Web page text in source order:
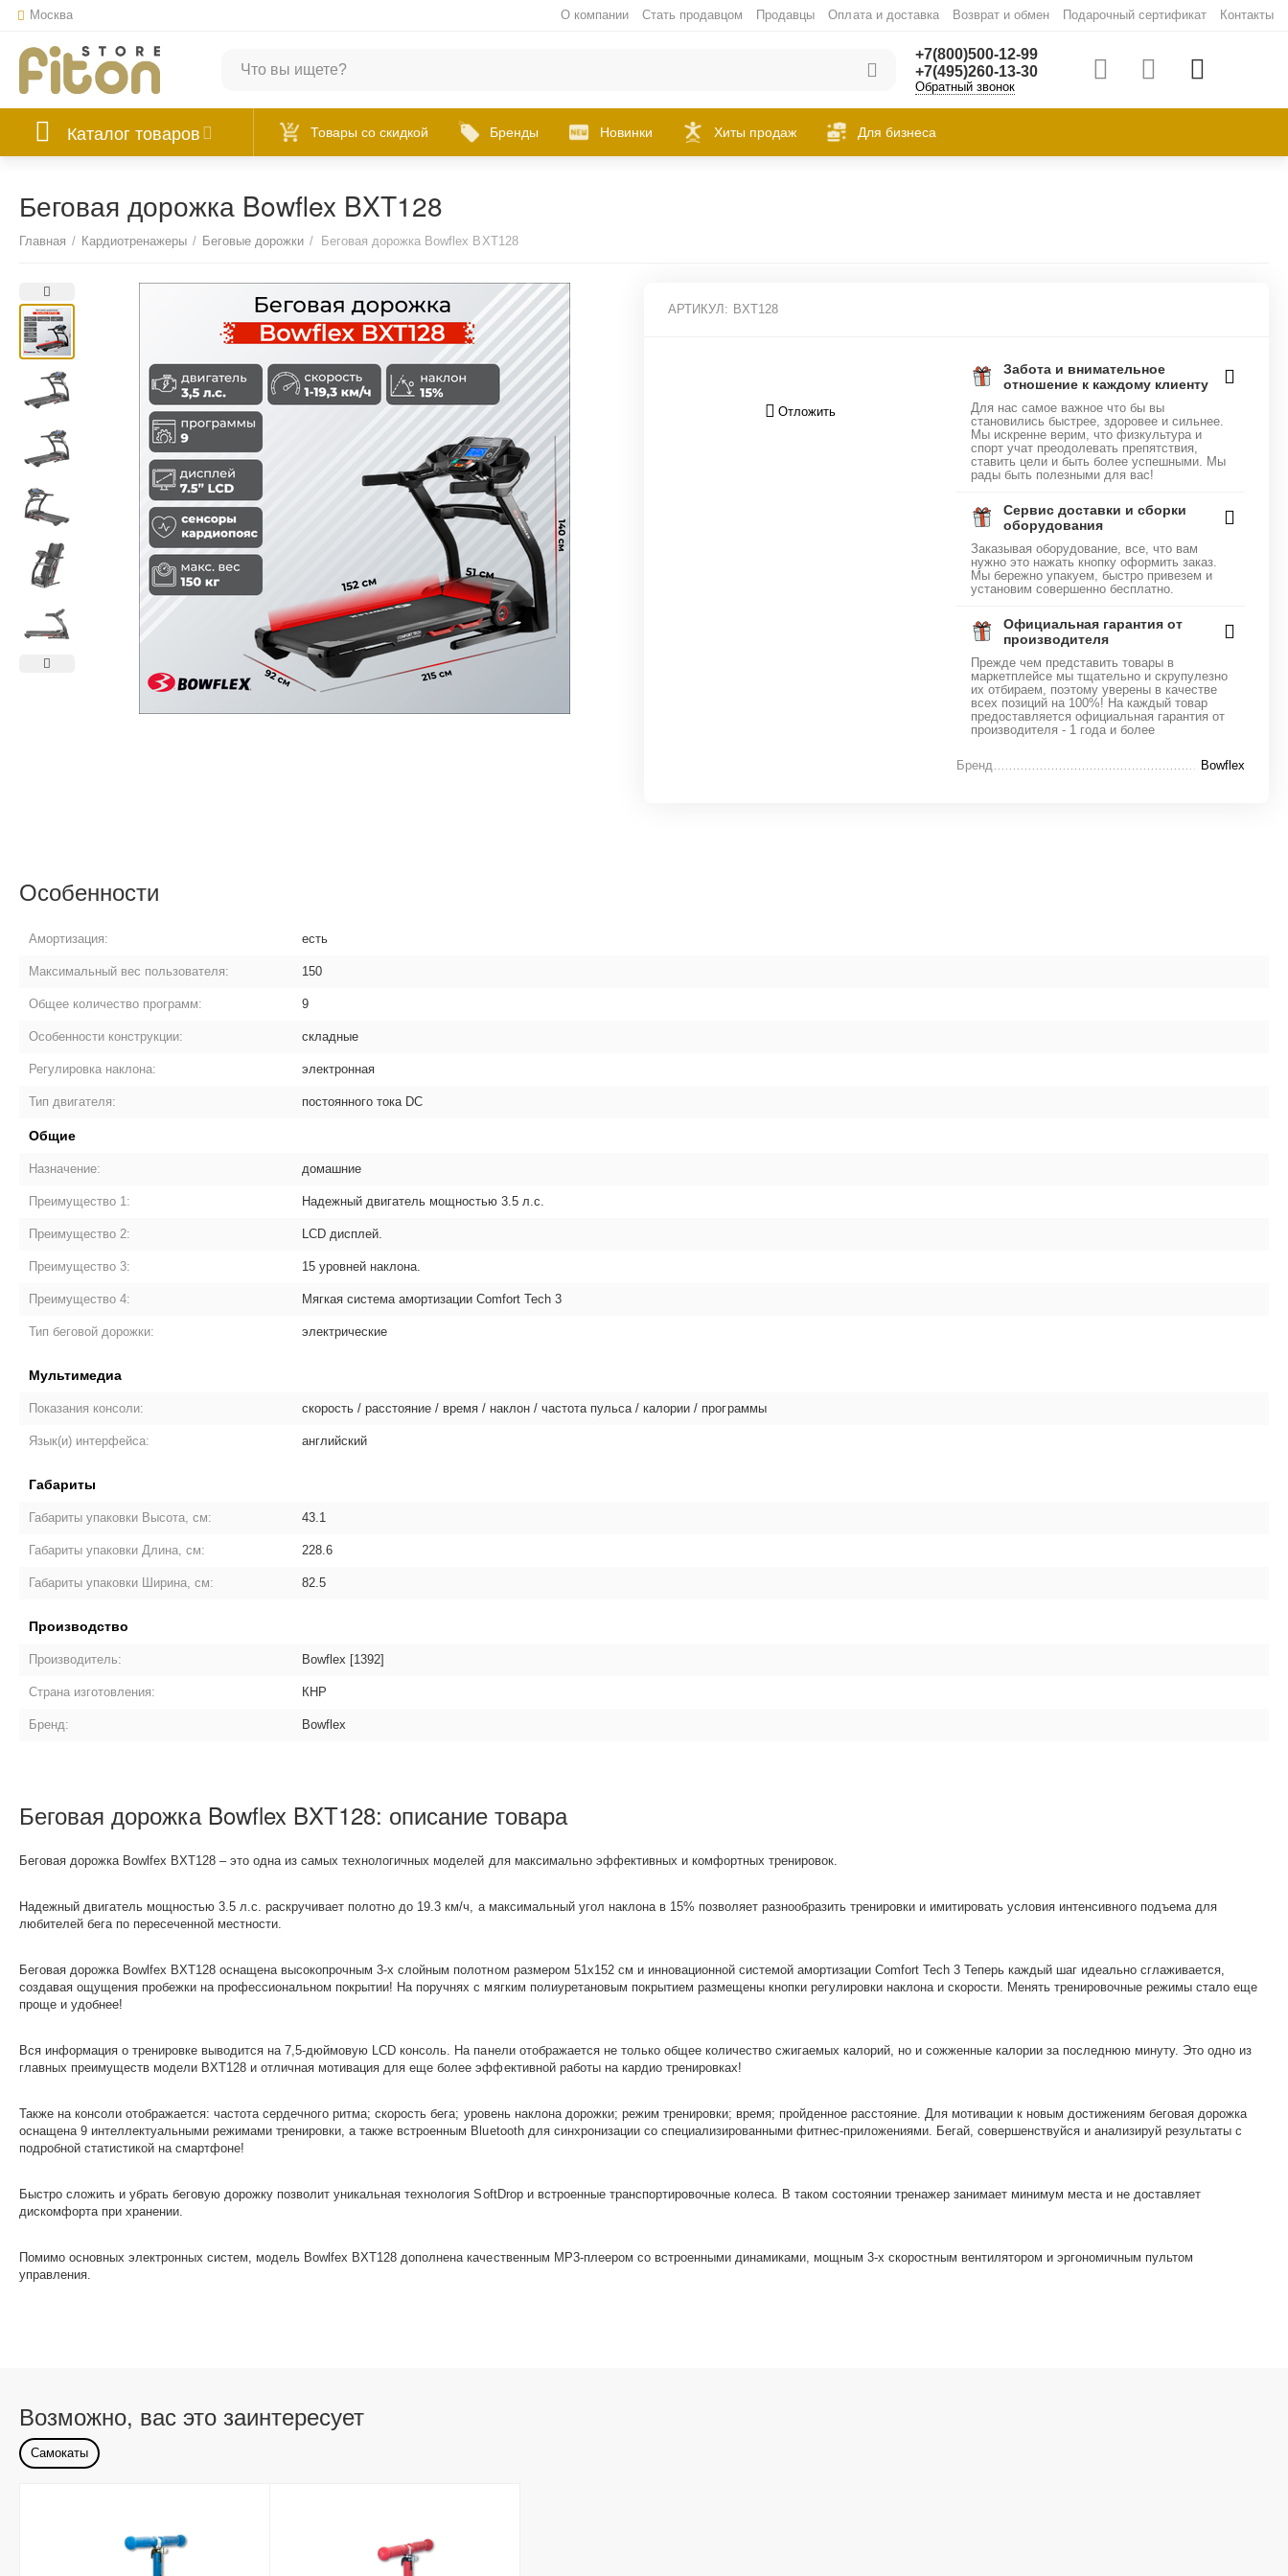
Москва О компании Стать продавцом Продавцы Оплата и доставка Возврат и обмен Подарочный сертификат Контакты
+7(800)500-12-99
+7(495)260-13-30
Обратный звонок
Каталог товаров Товары со скидкой Бренды Новинки Хиты продаж Для бизнеса
Беговая дорожка Bowflex BXT128
Главная / Кардиотренажеры / Беговые дорожки / Беговая дорожка Bowflex BXT128
АРТИКУЛ: BXT128
Отложить
Забота и внимательное
отношение к каждому клиенту
Для нас самое важное что бы вы
становились быстрее, здоровее и сильнее.
Мы искренне верим, что физкультура и
спорт учат преодолевать препятствия,
ставить цели и быть более успешными. Мы
рады быть полезными для вас!
Сервис доставки и сборки
оборудования
Заказывая оборудование, все, что вам
нужно это нажать кнопку оформить заказ.
Мы бережно упакуем, быстро привезем и
установим совершенно бесплатно.
Официальная гарантия от
производителя
Прежде чем представить товары в
маркетплейсе мы тщательно и скрупулезно
их отбираем, поэтому уверены в качестве
всех позиций на 100%! На каждый товар
предоставляется официальная гарантия от
производителя - 1 года и более
Бренд Bowflex
Особенности
Амортизация: есть
Максимальный вес пользователя: 150
Общее количество программ: 9
Особенности конструкции: складные
Регулировка наклона: электронная
Тип двигателя: постоянного тока DC
Общие
Назначение: домашние
Преимущество 1: Надежный двигатель мощностью 3.5 л.с.
Преимущество 2: LCD дисплей.
Преимущество 3: 15 уровней наклона.
Преимущество 4: Мягкая система амортизации Comfort Tech 3
Тип беговой дорожки: электрические
Мультимедиа
Показания консоли: скорость / расстояние / время / наклон / частота пульса / калории / программы
Язык(и) интерфейса: английский
Габариты
Габариты упаковки Высота, см: 43.1
Габариты упаковки Длина, см: 228.6
Габариты упаковки Ширина, см: 82.5
Производство
Производитель: Bowflex [1392]
Страна изготовления: КНР
Бренд: Bowflex
Беговая дорожка Bowflex BXT128: описание товара
Беговая дорожка Bowlfex BXT128 – это одна из самых технологичных моделей для максимально эффективных и комфортных тренировок.
Надежный двигатель мощностью 3.5 л.с. раскручивает полотно до 19.3 км/ч, а максимальный угол наклона в 15% позволяет разнообразить тренировки и имитировать условия интенсивного подъема для
любителей бега по пересеченной местности.
Беговая дорожка Bowlfex BXT128 оснащена высокопрочным 3-х слойным полотном размером 51x152 см и инновационной системой амортизации Comfort Tech 3 Теперь каждый шаг идеально сглаживается,
создавая ощущения пробежки на профессиональном покрытии! На поручнях с мягким полиуретановым покрытием размещены кнопки регулировки наклона и скорости. Менять тренировочные режимы стало еще
проще и удобнее!
Вся информация о тренировке выводится на 7,5-дюймовую LCD консоль. На панели отображается не только общее количество сжигаемых калорий, но и сожженные калории за последнюю минуту. Это одно из
главных преимуществ модели BXT128 и отличная мотивация для еще более эффективной работы на кардио тренировках!
Также на консоли отображается: частота сердечного ритма; скорость бега; уровень наклона дорожки; режим тренировки; время; пройденное расстояние. Для мотивации к новым достижениям беговая дорожка
оснащена 9 интеллектуальными режимами тренировки, а также встроенным Bluetooth для синхронизации со специализированными фитнес-приложениями. Бегай, совершенствуйся и анализируй результаты с
подробной статистикой на смартфоне!
Быстро сложить и убрать беговую дорожку позволит уникальная технология SoftDrop и встроенные транспортировочные колеса. В таком состоянии тренажер занимает минимум места и не доставляет
дискомфорта при хранении.
Помимо основных электронных систем, модель Bowlfex BXT128 дополнена качественным MP3-плеером со встроенными динамиками, мощным 3-х скоростным вентилятором и эргономичным пультом
управления.
Возможно, вас это заинтересует
Самокаты